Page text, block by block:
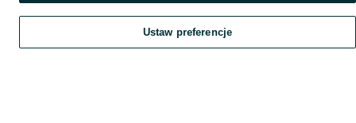
Home Favorite List it Chat My OLX
Home Favorite List it Chat My OLX
Szukaj Obserwujesz Dodaj Czat Konto
Ustaw preferencje